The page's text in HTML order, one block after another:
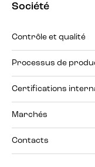
Société
Contrôle et qualité
Processus de
Certifications
Marchés
Contacts